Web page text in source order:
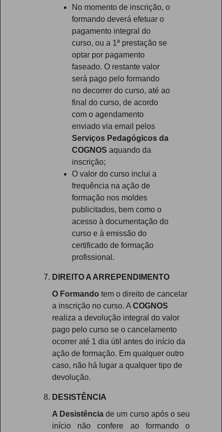
No momento de inscrição, o
formando deverá efetuar o
pagamento integral do
curso, ou a 1ª prestação se
optar por pagamento
faseado. O restante valor
será pago pelo formando
no decorrer do curso, até ao
final do curso, de acordo
com o agendamento
enviado via email pelos
Serviços Pedagógicos da
COGNOS aquando da
inscrição;
O valor do curso inclui a
frequência na ação de
formação nos moldes
publicitados, bem como o
acesso à documentação do
curso e à emissão do
certificado de formação
profissional.
DIREITO A ARREPENDIMENTO
O Formando tem o direito de cancelar
a inscrição no curso. A COGNOS
realiza a devolução integral do valor
pago pelo curso se o cancelamento
ocorrer até 1 dia útil antes do início da
ação de formação. Em qualquer outro
caso, não há lugar a qualquer tipo de
devolução.
DESISTÊNCIA
A Desistência de um curso após o seu
início não confere ao formando o